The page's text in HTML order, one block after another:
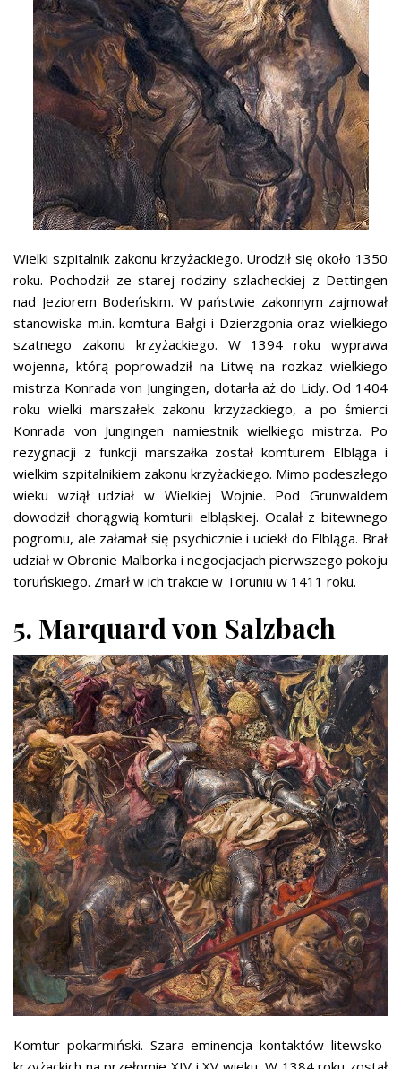
Wielki szpitalnik zakonu krzyżackiego. Urodził się około 1350
roku. Pochodził ze starej rodziny szlacheckiej z Dettingen
nad Jeziorem Bodeńskim. W państwie zakonnym zajmował
stanowiska m.in. komtura Bałgi i Dzierzgonia oraz wielkiego
szatnego zakonu krzyżackiego. W 1394 roku wyprawa
wojenna, którą poprowadził na Litwę na rozkaz wielkiego
mistrza Konrada von Jungingen, dotarła aż do Lidy. Od 1404
roku wielki marszałek zakonu krzyżackiego, a po śmierci
Konrada von Jungingen namiestnik wielkiego mistrza. Po
rezygnacji z funkcji marszałka został komturem Elbląga i
wielkim szpitalnikiem zakonu krzyżackiego. Mimo podeszłego
wieku wziął udział w Wielkiej Wojnie. Pod Grunwaldem
dowodził chorągwią komturii elbląskiej. Ocalał z bitewnego
pogromu, ale załamał się psychicznie i uciekł do Elbląga. Brał
udział w Obronie Malborka i negocjacjach pierwszego pokoju
toruńskiego. Zmarł w ich trakcie w Toruniu w 1411 roku.
5. Marquard von Salzbach
Komtur pokarmiński. Szara eminencja kontaktów litewsko-